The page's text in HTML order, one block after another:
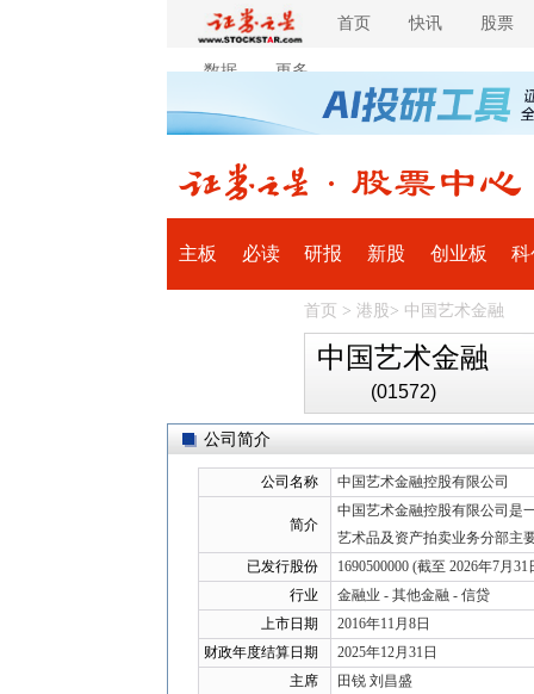
首页 快讯 股票
数据 更多
主板 必读 研报 新股 创业板
首页 >港股> 中国艺术金融
中国艺术金融
(01572)
公司简介
公司名称 中国艺术金融控股有限公司
简介
中国艺术金融控股有限公司是
艺术品及资产拍卖业务分部主
已发行股份
1690500000 (截至 2026年7月31
行业
金融业 - 其他金融 - 信贷
上市日期
2016年11月8日
财政年度结算日期
2025年12月31日
主席
田锐 刘昌盛